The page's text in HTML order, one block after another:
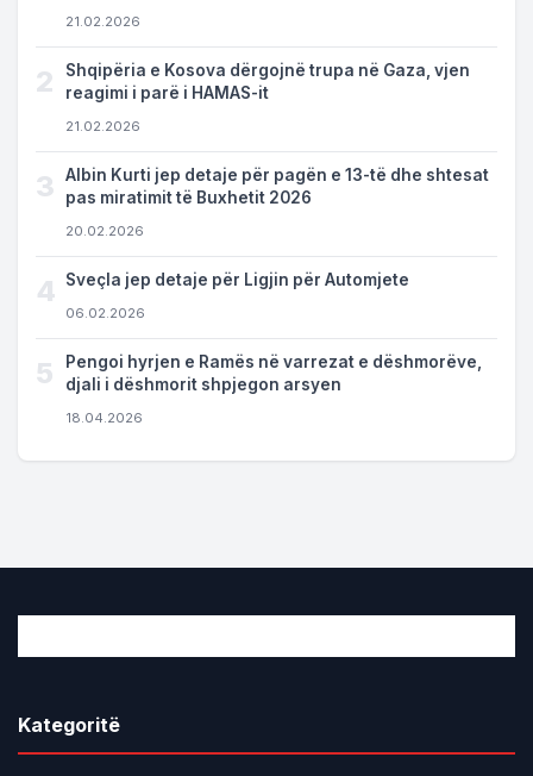
21.02.2026
2
Shqipëria e Kosova dërgojnë trupa në Gaza, vjen
reagimi i parë i HAMAS-it
21.02.2026
3
Albin Kurti jep detaje për pagën e 13-të dhe shtesat
pas miratimit të Buxhetit 2026
20.02.2026
4 Sveçla jep detaje për Ligjin për Automjete
06.02.2026
5
Pengoi hyrjen e Ramës në varrezat e dëshmorëve,
djali i dëshmorit shpjegon arsyen
18.04.2026
Kategoritë